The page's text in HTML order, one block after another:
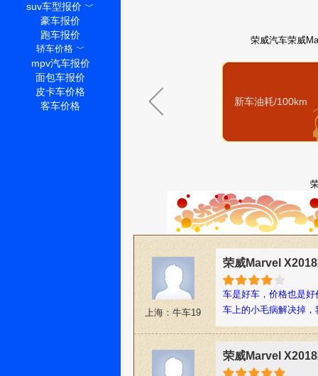
荣威汽车荣威
新车油耗/100km
上海：牛车19
荣威Marvel
车是好车，价格也是
车上的小毛病解决掉
荣威Marvel
suv车型报价 ﹀
豪车报价
跑车报价
轿车价格﹀
mpv汽车报价
面包车报价
皮卡车价格
客车价格